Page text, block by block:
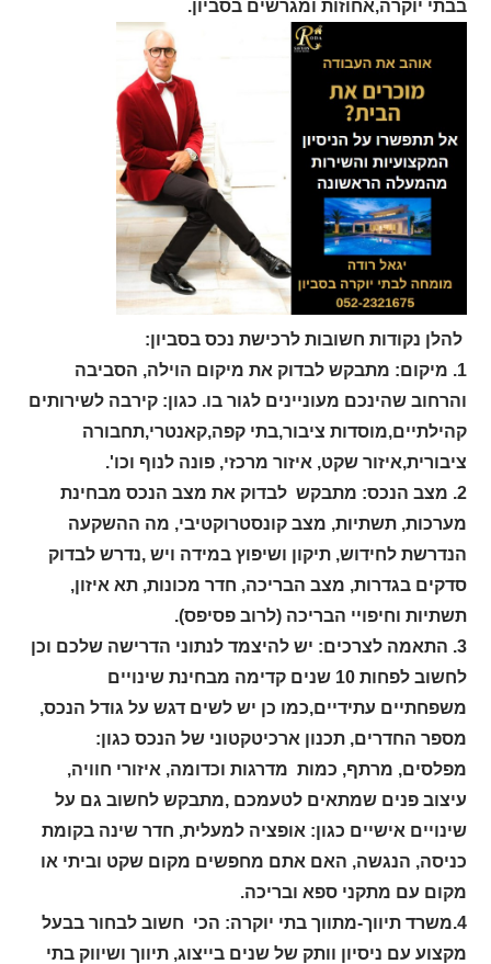
בבתי יוקרה,אחוזות ומגרשים בסביון.
להלן נקודות חשובות לרכישת נכס בסביון:
1. מיקום: מתבקש לבדוק את מיקום הוילה, הסביבה
והרחוב שהינכם מעוניינים לגור בו. כגון: קירבה לשירותים
קהילתיים,מוסדות ציבור,בתי קפה,קאנטרי,תחבורה
ציבורית,איזור שקט, איזור מרכזי, פונה לנוף וכו'.
2. מצב הנכס: מתבקש לבדוק את מצב הנכס מבחינת
מערכות, תשתיות, מצב קונסטרוקטיבי, מה ההשקעה
הנדרשת לחידוש, תיקון ושיפוץ במידה ויש ,נדרש לבדוק
סדקים בגדרות, מצב הבריכה, חדר מכונות, תא איזון,
תשתיות וחיפויי הבריכה (לרוב פסיפס).
3. התאמה לצרכים: יש להיצמד לנתוני הדרישה שלכם וכן
לחשוב לפחות 10 שנים קדימה מבחינת שינויים
משפחתיים עתידיים,כמו כן יש לשים דגש על גודל הנכס,
מספר החדרים, תכנון ארכיטקטוני של הנכס כגון:
מפלסים, מרתף, כמות מדרגות וכדומה, איזורי חוויה,
עיצוב פנים שמתאים לטעמכם ,מתבקש לחשוב גם על
שינויים אישיים כגון: אופציה למעלית, חדר שינה בקומת
כניסה, הנגשה, האם אתם מחפשים מקום שקט וביתי או
מקום עם מתקני ספא ובריכה.
4.משרד תיווך-מתווך בתי יוקרה: הכי חשוב לבחור בבעל
מקצוע עם ניסיון וותק של שנים בייצוג, תיווך ושיווק בתי